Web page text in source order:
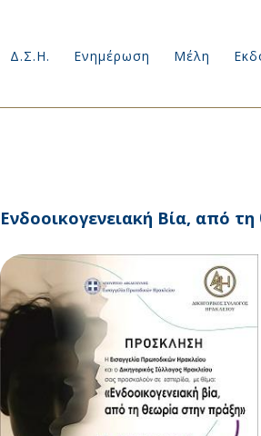
Δ.Σ.Η. Ενημέρωση Μέλη
Ενδοοικογενειακή Βία, από